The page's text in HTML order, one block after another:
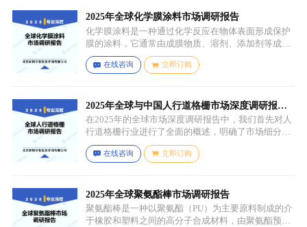
2025年全球化学膜涂料市场调研报告
化学膜涂料是一种通过化学反应在物体表面形成保护
膜的涂料，它通常由成膜物质、溶剂、添加剂等成分
组成。成膜物质是涂料的主要成分，它在施工后通过
化学反应（如聚合反应、交联反应等）形成连续的、
可改善涂料的性能，如提高附着力、耐候性、耐腐蚀
性等。
在线咨询 立即订购
2025年全球与中国人行道格栅市场深度调研报
告：行业趋势与投资前景分析
在2025年的全球市场深度调研报告中，我们首先对人
行道格栅行业进行了全面的概述，明确了市场细分与
应用场景。通过对细分产品的定义与特点进行深入分
析，我们揭示了关键应用场景及其客群洞察。
在线咨询 立即订购
2025年全球聚氨酯棒市场调研报告
聚氨酯棒是一种以聚氨酯（PU）为主要原料制成的介
于橡胶和塑料之间的高分子合成材料，由聚氨酯预聚